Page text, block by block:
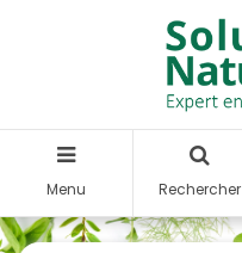
Menu Rechercher